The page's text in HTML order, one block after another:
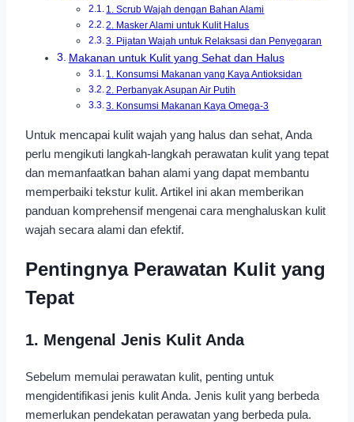
1. Scrub Wajah dengan Bahan Alami
2. Masker Alami untuk Kulit Halus
3. Pijatan Wajah untuk Relaksasi dan Penyegaran
Makanan untuk Kulit yang Sehat dan Halus
1. Konsumsi Makanan yang Kaya Antioksidan
2. Perbanyak Asupan Air Putih
3. Konsumsi Makanan Kaya Omega-3
Untuk mencapai kulit wajah yang halus dan sehat, Anda
perlu mengikuti langkah-langkah perawatan kulit yang tepat
dan memanfaatkan bahan alami yang dapat membantu
memperbaiki tekstur kulit. Artikel ini akan memberikan
panduan komprehensif mengenai cara menghaluskan kulit
wajah secara alami dan efektif.
Pentingnya Perawatan Kulit yang
Tepat
1. Mengenal Jenis Kulit Anda
Sebelum memulai perawatan kulit, penting untuk
mengidentifikasi jenis kulit Anda. Jenis kulit yang berbeda
memerlukan pendekatan perawatan yang berbeda pula.